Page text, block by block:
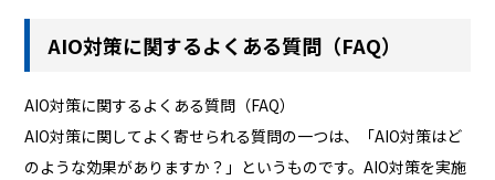
AIO対策に関するよくある質問（FAQ）
AIO対策に関するよくある質問（FAQ）
AIO対策に関してよく寄せられる質問の一つは、「AIO対策はど
のような効果がありますか？」というものです。AIO対策を実施